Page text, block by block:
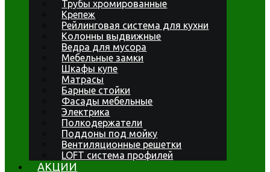
Трубы хромированные
Крепеж
Рейлинговая система для кухни
Колонны выдвижные
Ведра для мусора
Мебельные замки
Шкафы купе
Матрасы
Барные стойки
Фасады мебельные
Электрика
Полкодержатели
Поддоны под мойку
Вентиляционные решетки
LOFT система профилей
АКЦИИ